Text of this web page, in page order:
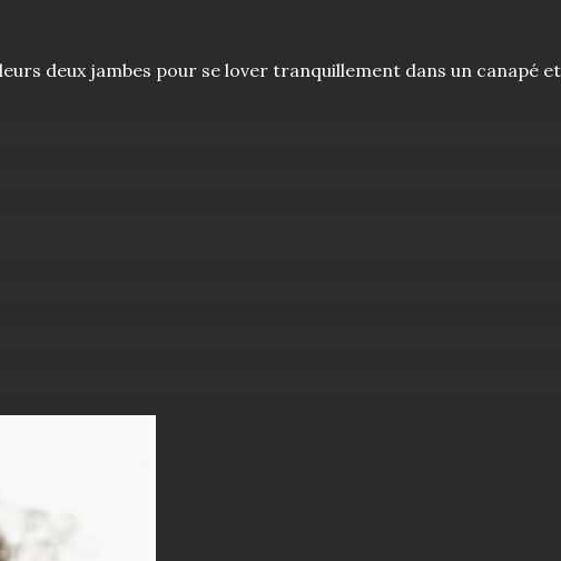
deux jambes pour se lover tranquillement dans un canapé